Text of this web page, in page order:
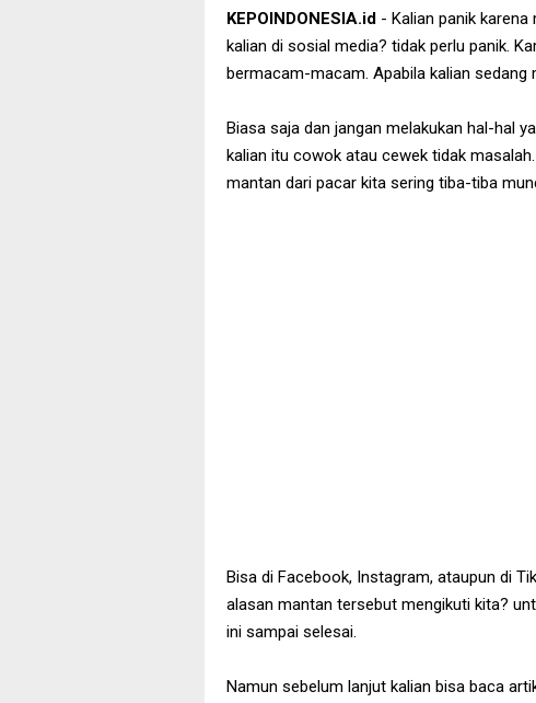
KEPOINDONESIA.id - Kalian panik
kalian di sosial media? tidak perlu panik.
bermacam-macam. Apabila kalian sedang
Biasa saja dan jangan melakukan hal-hal
kalian itu cowok atau cewek tidak
mantan dari pacar kita sering tiba-tiba
Bisa di Facebook, Instagram, ataupun di
alasan mantan tersebut mengikuti kita?
ini sampai selesai.
Namun sebelum lanjut kalian bisa baca